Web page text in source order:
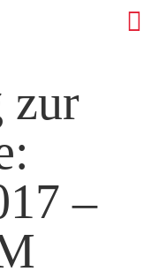
zur
–